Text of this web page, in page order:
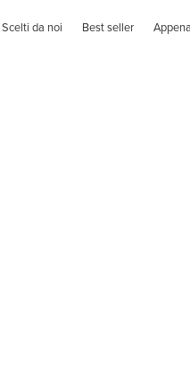
Scelti da noi Best seller